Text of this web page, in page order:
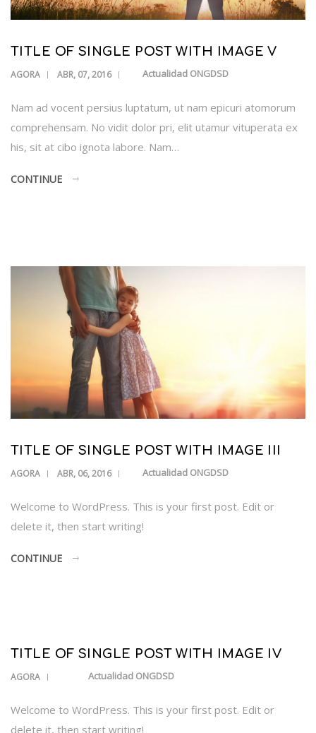
TITLE OF SINGLE POST WITH IMAGE V
AGORA ABR, 07, 2016 Actualidad ONGDSD
Nam ad vocent persius luptatum, ut nam epicuri atomorum
comprehensam. No vidit dolor pri, elit utamur vituperata ex
his, sit at cibo ignota labore. Nam…
CONTINUE
TITLE OF SINGLE POST WITH IMAGE III
AGORA ABR, 06, 2016 Actualidad ONGDSD
Welcome to WordPress. This is your first post. Edit or
delete it, then start writing!
CONTINUE
TITLE OF SINGLE POST WITH IMAGE IV
AGORA Actualidad ONGDSD
Welcome to WordPress. This is your first post. Edit or
delete it, then start writing!